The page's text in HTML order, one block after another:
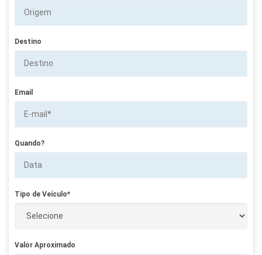
Destino
Email
Quando?
Tipo de Veículo*
Valor Aproximado